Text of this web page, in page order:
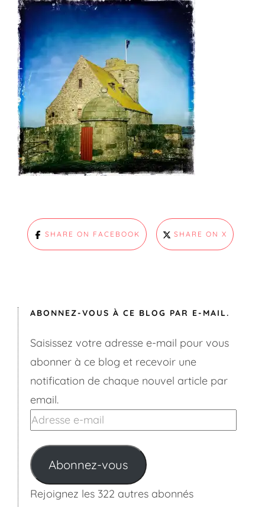
SHARE ON FACEBOOK SHARE ON X
ABONNEZ-VOUS À CE BLOG PAR E-MAIL.
Saisissez votre adresse e-mail pour vous
abonner à ce blog et recevoir une
notification de chaque nouvel article par
email.
Adresse
mail
Abonnez-vous
Rejoignez les 322 autres abonnés